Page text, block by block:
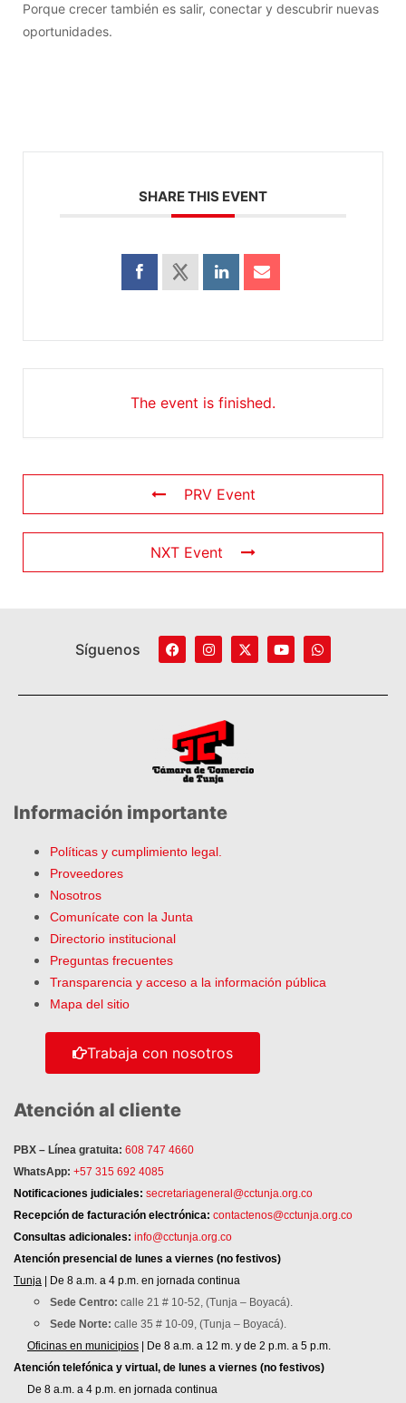
Porque crecer también es salir, conectar y descubrir nuevas
oportunidades.
SHARE THIS EVENT
The event is finished.
PRV Event
NXT Event
Síguenos
Información importante
Políticas y cumplimiento legal.
Proveedores
Nosotros
Comunícate con la Junta
Directorio institucional
Preguntas frecuentes
Transparencia y acceso a la información pública
Mapa del sitio
Trabaja con nosotros
Atención al cliente
PBX – Línea gratuita: 608 747 4660
WhatsApp: +57 315 692 4085
Notificaciones judiciales: secretariageneral@cctunja.org.co
Recepción de facturación electrónica: contactenos@cctunja.org.co
Consultas adicionales: info@cctunja.org.co
Atención presencial de lunes a viernes (no festivos)
Tunja | De 8 a.m. a 4 p.m. en jornada continua
Sede Centro: calle 21 # 10-52, (Tunja – Boyacá).
Sede Norte: calle 35 # 10-09, (Tunja – Boyacá).
Oficinas en municipios | De 8 a.m. a 12 m. y de 2 p.m. a 5 p.m.
Atención telefónica y virtual, de lunes a viernes (no festivos)
De 8 a.m. a 4 p.m. en jornada continua